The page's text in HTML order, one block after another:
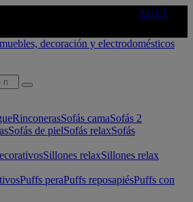
AQUÍ
RinconerasSofás camaSofás 2
Sofás de pielSofás relaxSofás
Sillones relaxSillones relax
Puffs peraPuffs reposapiésPuffs con